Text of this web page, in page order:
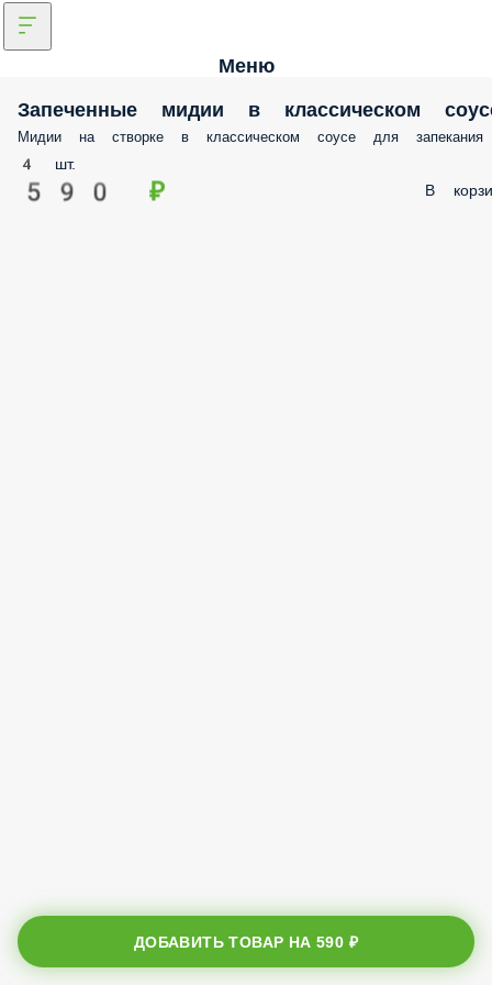
Меню
Запеченные мидии в классическом
Мидии на створке в классическом соусе для запекания
4 шт.
590 ₽ В
ДОБАВИТЬ ТОВАР НА590 ₽